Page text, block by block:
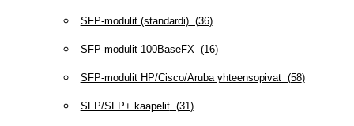
SFP-modulit (standardi)(36)
SFP-modulit 100BaseFX(16)
SFP-modulit HP/Cisco/Aruba yhteensopivat(58)
SFP/SFP+ kaapelit(31)